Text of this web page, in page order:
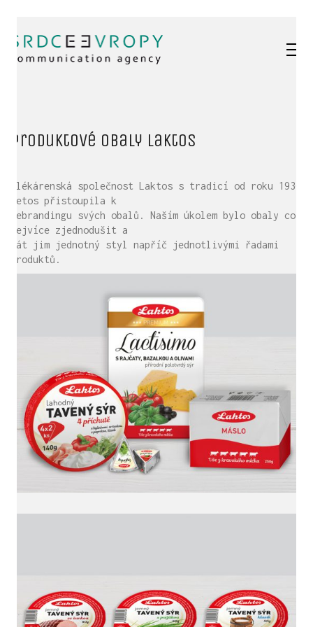
Produktové obaly Laktos
Mlékárenská společnost Laktos s tradicí od roku 1936
letos přistoupila k
rebrandingu svých obalů. Naším úkolem bylo obaly co
nejvíce zjednodušit a
dát jim jednotný styl napříč jednotlivými řadami
produktů.